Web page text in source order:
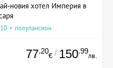
новия хотел Империя в
+ полупансион
77.20
€ / 150.99
лв.